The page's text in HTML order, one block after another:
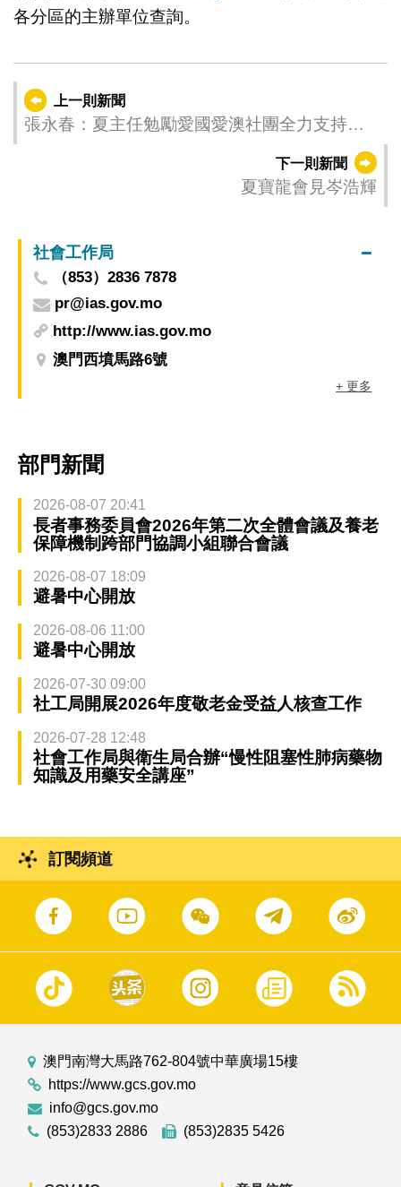
各分區的主辦單位查詢。
上一則新聞
張永春：夏主任勉勵愛國愛澳社團全力支持特
下一則新聞
夏寶龍會見岑浩輝
社會工作局
（853）2836 7878
pr@ias.gov.mo
http://www.ias.gov.mo
澳門西墳馬路6號
+ 更多
部門新聞
2026-08-07 20:41
長者事務委員會2026年第二次全體會議及養老
保障機制跨部門協調小組聯合會議
2026-08-07 18:09
避暑中心開放
2026-08-06 11:00
避暑中心開放
2026-07-30 09:00
社工局開展2026年度敬老金受益人核查工作
2026-07-28 12:48
社會工作局與衛生局合辦“慢性阻塞性肺病藥物
知識及用藥安全講座”
訂閱頻道
澳門南灣大馬路762-804號中華廣場15樓
https://www.gcs.gov.mo
info@gcs.gov.mo
(853)2833 2886
(853)2835 5426